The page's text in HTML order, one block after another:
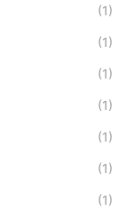
(1)
(1)
(1)
(1)
(1)
(1)
(1)